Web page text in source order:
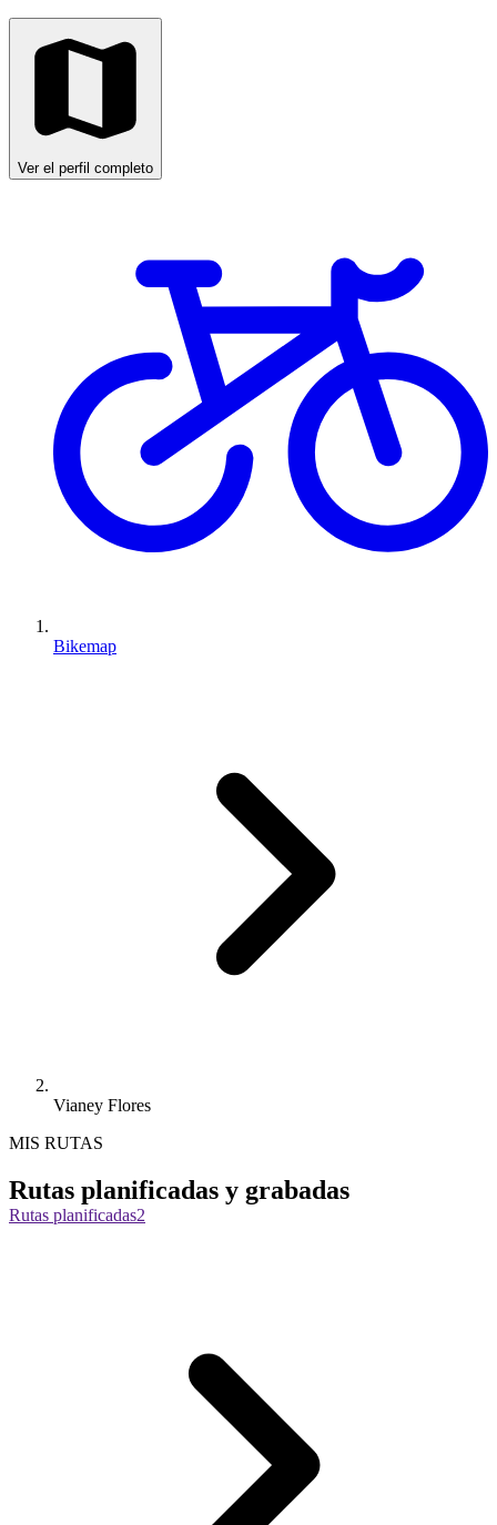
Ver el perfil completo
Bikemap
Vianey Flores
MIS RUTAS
Rutas planificadas y grabadas
Rutas planificadas2